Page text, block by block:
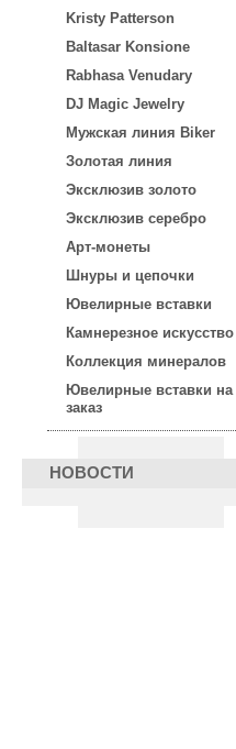
Kristy Patterson
Baltasar Konsione
Rabhasa Venudary
DJ Magic Jewelry
Мужская линия Biker
Золотая линия
Эксклюзив золото
Эксклюзив серебро
Арт-монеты
Шнуры и цепочки
Ювелирные вставки
Камнерезное искусство
Коллекция минералов
Ювелирные вставки на
заказ
НОВОСТИ